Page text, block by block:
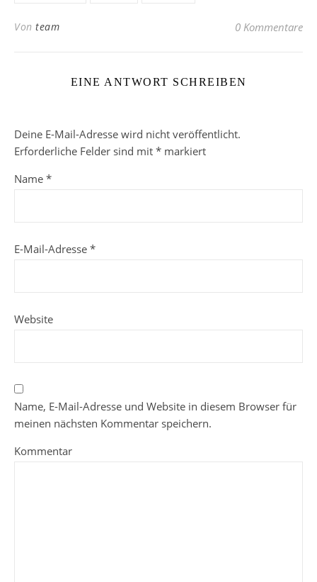
Von team 0 Kommentare
EINE ANTWORT SCHREIBEN
Deine E-Mail-Adresse wird nicht veröffentlicht.
Erforderliche Felder sind mit * markiert
Name *
E-Mail-Adresse *
Website
Name, E-Mail-Adresse und Website in diesem Browser für
meinen nächsten Kommentar speichern.
Kommentar